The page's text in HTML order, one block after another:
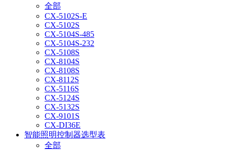
全部
CX-5102S-E
CX-5102S
CX-5104S-485
CX-5104S-232
CX-5108S
CX-8104S
CX-8108S
CX-8112S
CX-5116S
CX-5124S
CX-5132S
CX-9101S
CX-DI36E
智能照明控制器选型表
全部